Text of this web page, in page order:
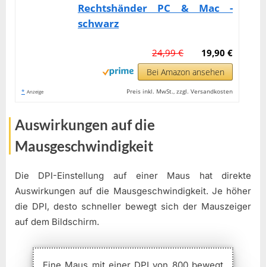
Rechtshänder PC & Mac -
schwarz
19,90 €
24,99 €
Bei Amazon ansehen
* Anzeige Preis inkl. MwSt., zzgl. Versandkosten
Auswirkungen auf die
Mausgeschwindigkeit
Die DPI-Einstellung auf einer Maus hat direkte
Auswirkungen auf die Mausgeschwindigkeit. Je höher
die DPI, desto schneller bewegt sich der Mauszeiger
auf dem Bildschirm.